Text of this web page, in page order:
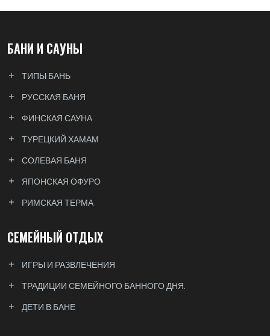
БАНИ И САУНЫ
ТИПЫ БАНЬ
РУССКАЯ БАНЯ
ФИНСКАЯ САУНА
ТУРЕЦКИЙ ХАМАМ
СОЛЕВАЯ БАНЯ
ЯПОНСКАЯ ОФУРО
РИМСКАЯ ТЕРМА
СЕМЕЙНЫЙ ОТДЫХ
ИГРЫ И РАЗВЛЕЧЕНИЯ
ТРАДИЦИИ СЕМЕЙНОГО БАННОГО ДНЯ.
ДЕТИ В БАНЕ